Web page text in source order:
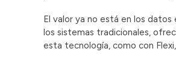
El valor ya no está en los datos
los sistemas tradicionales,
esta tecnología, como con